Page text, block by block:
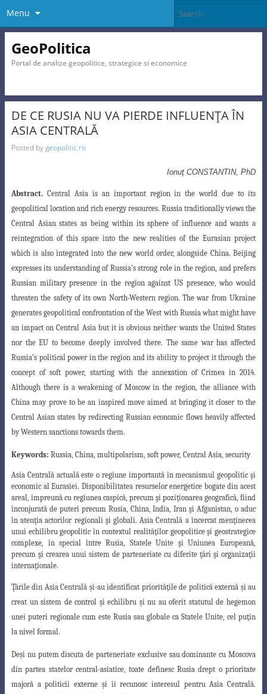
Menu
GeoPolitica
Portal de analize geopolitice, strategice si economice
DE CE RUSIA NU VA PIERDE INFLUENŢA ÎN
ASIA CENTRALĂ
Posted bygeopolitic.ro
Ionuţ CONSTANTIN, PhD
Abstract. Central Asia is an important region in the world due to its
geopolitical location and rich energy resources. Russia traditionally views the
Central Asian states as being within its sphere of influence and wants a
reintegration of this space into the new realities of the Eurasian project
whichis also integrated into the new world order, alongside China. Beijing
expresses its understanding of Russia’s strong role in the region, and prefers
Russian military presence in the region against US presence, who would
threaten the safety of its own North-Western region. The war from Ukraine
generates geopolitical confrontation of the West with Russia what might have
an impact on Central Asia but it is obvious neither wants the United States
nor the EU to become deeply involved there. The same war has affected
Russia’s political power in the region and its ability to project it through the
concept of soft power, starting with the annexation of Crimea in 2014.
Although there is aweakening of Moscow in the region, the alliance with
China may prove to be an inspired move aimed at bringing it closer to the
Central Asian states by redirecting Russian economic flows heavily affected
by Western sanctions towards them.
Keywords: Russia, China, multipolarism, soft power, Central Asia, security
Asia Centrală actuală este o regiune importantă în mecanismul geopolitic şi
economic al Eurasiei. Disponibilitatea resurselor energetice bogate din acest
areal, împreună cu regiunea caspică, precum şi poziţionarea geografică, fiind
înconjurată de puteri precum Rusia, China, India, Iran şi Afganistan, o aduc
în atenţia actorilor regionali şi globali. Asia Centrală a încercat menţinerea
unui echilibru geopolitic în contextul realităţilor geopolitice şi geostrategice
complexe, în special între Rusia, Statele Unite şi Uniunea Europeană,
precum şi crearea unui sistem de parteneriate cu diferite ţări şi organizaţii
internaţionale.
Ţările din Asia Centrală şi-au identificat priorităţile de politică externă şi au
creat un sistem de control şi echilibru şi nu au oferit statutul de hegemon
unei puteri regionale cum este Rusia sau globale ca Statele Unite, cel puţin
la nivel formal.
Deşi nu putem discuta de parteneriate exclusive sau dominante cu Moscova
din partea statelor central-asiatice, toate definesc Rusia drept o prioritate
majoră apoliticii externe şi îi recunosc interesul pentru Asia Centrală.